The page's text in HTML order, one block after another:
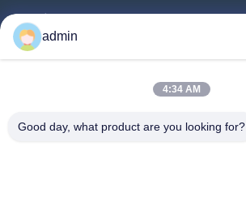
Προϊόντα
Βίντεο
Έλεγχος Ποιότητας
admin
4:34 AM
Good day, what product are you looking for?